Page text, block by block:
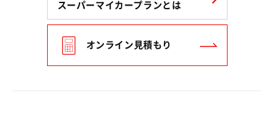
スーパーマイカープランとは
オンライン見積もり